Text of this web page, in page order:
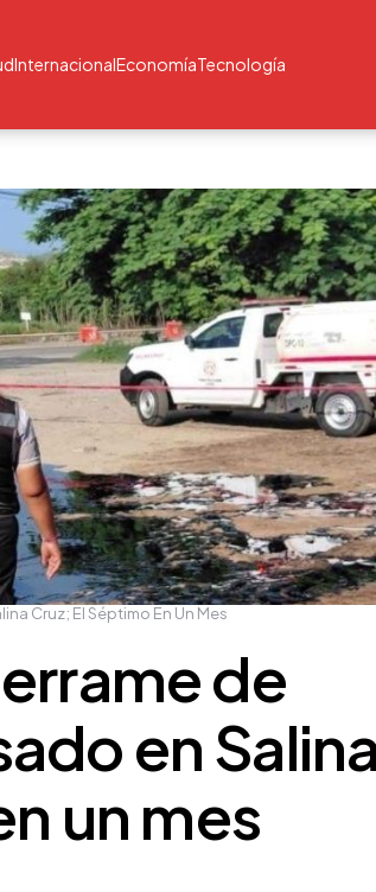
InternacionalEconomíaTecnología
de
en
un mes
Cruz; El Séptimo En Un Mes